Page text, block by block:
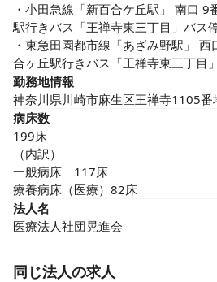
・小田急線「新百合ケ丘駅」 南口
駅行きバス「王禅寺東三丁目」バス
・東急田園都市線「あざみ野駅」
合ヶ丘駅行きバス「王禅寺東三丁目
勤務地情報
神奈川県川崎市麻生区王禅寺1105番
病床数
199床
（内訳）
一般病床　117床
療養病床（医療）82床
法人名
医療法人社団晃進会
同じ法人の求人